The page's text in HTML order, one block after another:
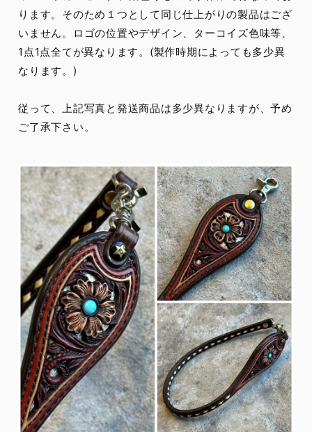
ります。そのため１つとして同じ仕上がりの製品はござ
いません。ロゴの位置やデザイン、ターコイズ色味等、
1点1点全てが異なります。(製作時期によっても多少異
なります。)
従って、上記写真と発送商品は多少異なりますが、予め
ご了承下さい。